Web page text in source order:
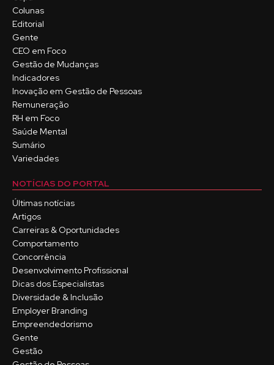
Colunas
Editorial
Gente
CEO em Foco
Gestão de Mudanças
Indicadores
Inovação em Gestão de Pessoas
Remuneração
RH em Foco
Saúde Mental
Sumário
Variedades
NOTÍCIAS DO PORTAL
Últimas notícias
Artigos
Carreiras & Oportunidades
Comportamento
Concorrência
Desenvolvimento Profissional
Dicas dos Especialistas
Diversidade & Inclusão
Employer Branding
Empreendedorismo
Gente
Gestão